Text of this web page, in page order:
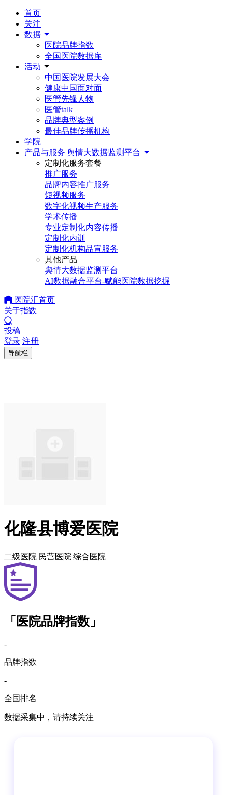
首页
关注
数据
医院品牌指数
全国医院数据库
活动
中国医院发展大会
健康中国面对面
医管先锋人物
医管talk
品牌典型案例
最佳品牌传播机构
学院
产品与服务 舆情大数据监测平台
定制化服务套餐
推广服务
品牌内容推广服务
短视频服务
数字化视频生产服务
学术传播
专业定制化内容传播
定制化内训
定制化机构品宣服务
其他产品
舆情大数据监测平台
AI数据融合平台-赋能医院数据挖掘
医院汇首页
关于指数
投稿
登录 注册
导航栏
化隆县博爱医院
二级医院 民营医院 综合医院
「医院品牌指数」
-
品牌指数
-
全国排名
数据采集中，请持续关注